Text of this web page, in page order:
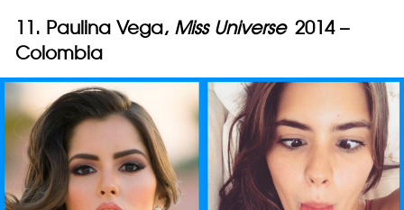
11. Paulina Vega, Miss Universe 2014 –
Colombia